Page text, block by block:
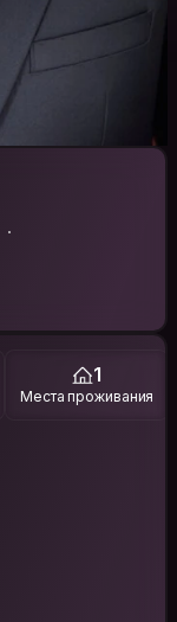
1
Места проживания